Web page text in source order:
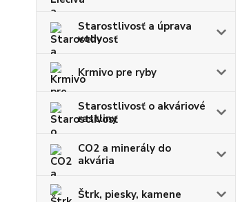
Starostlivosť a úprava
vody
Krmivo pre ryby
Starostlivosť o akváriové
rastliny
CO2 a minerály do
akvária
Štrk, piesky, kamene